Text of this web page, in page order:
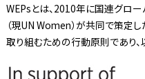
WEPsとは、2010年に国連グロ
（現UN Women）が共同で策定
取り組むための行動原則であり